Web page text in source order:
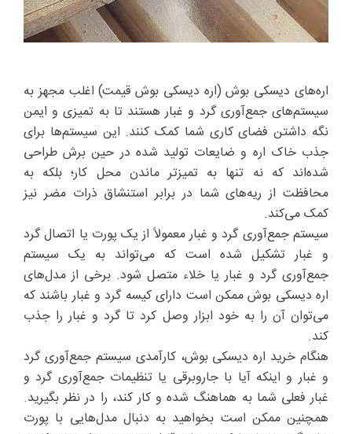
اره‌های دیسکی بوش (اره دیسکی بوش قیمت) اغلب مجهز به
سیستم‌های جمع‌آوری گرد و غبار هستند تا به تمیزی و ایمن
نگه داشتن فضای کاری شما کمک کنند. این سیستم‌ها برای
جذب خاک اره و ضایعات تولید شده در حین برش طراحی
شده‌اند که نه تنها به تمیزتر ماندن محل کار؛ بلکه به
محافظت از ریه‌های شما در برابر استنشاق ذرات مضر نیز
کمک می‌کند.
سیستم جمع‌آوری گرد و غبار معمولاً از یک پورت یا اتصال گرد
و غبار تشکیل شده است که می‌تواند به یک سیستم
جمع‌آوری گرد و غبار یا خلاء متصل شود. برخی از مدل‌های
اره دیسکی بوش ممکن است دارای کیسه گرد و غبار باشند که
می‌توان آن را به خود ابزار وصل کرد تا گرد و غبار را جذب
کند.
هنگام خرید اره دیسکی بوش، کارآمدی سیستم جمع‌آوری گرد
و غبار و اینکه آیا با جاروبرقی یا تنظیمات جمع‌آوری گرد و
غبار فعلی شما به هماهنگ شده و کار کند، را در نظر بگیرید.
همچنین ممکن است بخواهید به دنبال مدل‌هایی با پورت